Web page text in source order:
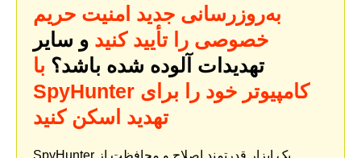
به‌روزرسانی جدید امنیت حریم
خصوصی را تأیید کنید و سایر
تهدیدات آلوده شده باشد؟ با
SpyHunter کامپیوتر خود را برای
تهدید اسکن کنید
SpyHunter یک ابزار قدرتمند اصلاح و محافظت از